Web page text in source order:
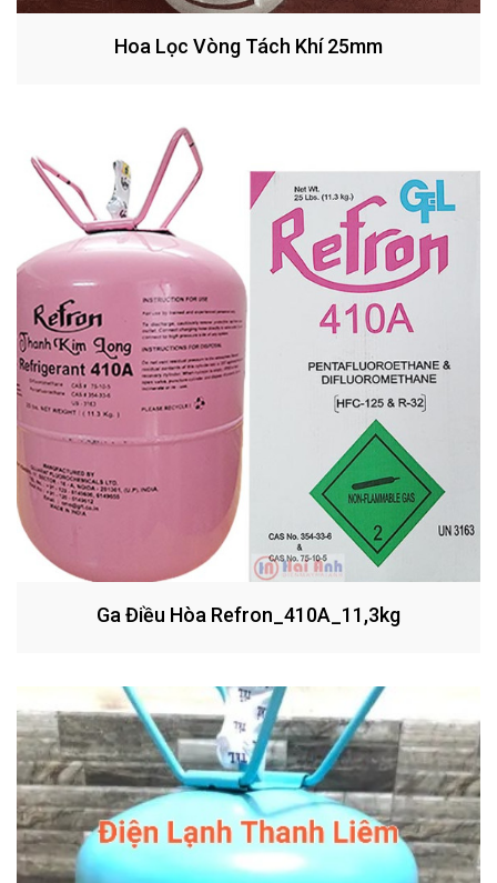
Hoa Lọc Vòng Tách Khí 25mm
Ga Điều Hòa Refron_410A_11,3kg